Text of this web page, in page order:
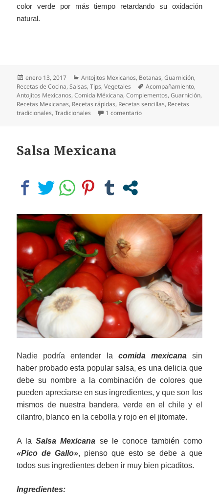
color verde por más tiempo retardando su oxidación
natural.
Publicado
el
enero 13, 2017 Categorías
Antojitos Mexicanos, Botanas,Guarnición,
Recetas de Cocina,Salsas,Tips,Vegetales Etiquetas
Acompañamiento,
Antojitos Mexicanos,Comida Méxicana,Complementos,Guarnición,
Recetas Mexicanas, Recetas rápidas, Recetas sencillas, Recetas
tradicionales,Tradicionales 1 comentarioen Guacamole, un clásico
Salsa Mexicana
Nadie podría entender la comida mexicanasin
haber probado esta popular salsa, es una delicia que
debe su nombre a la combinación de colores que
pueden apreciarse en sus ingredientes, y que son los
mismos de nuestra bandera, verde en el chile y el
cilantro, blanco en la cebolla y rojo en el jitomate.
A laSalsa Mexicana se le conoce también como
«Pico de Gallo», pienso que esto se debe a que
todos sus ingredientes deben ir muy bien picaditos.
Ingredientes: